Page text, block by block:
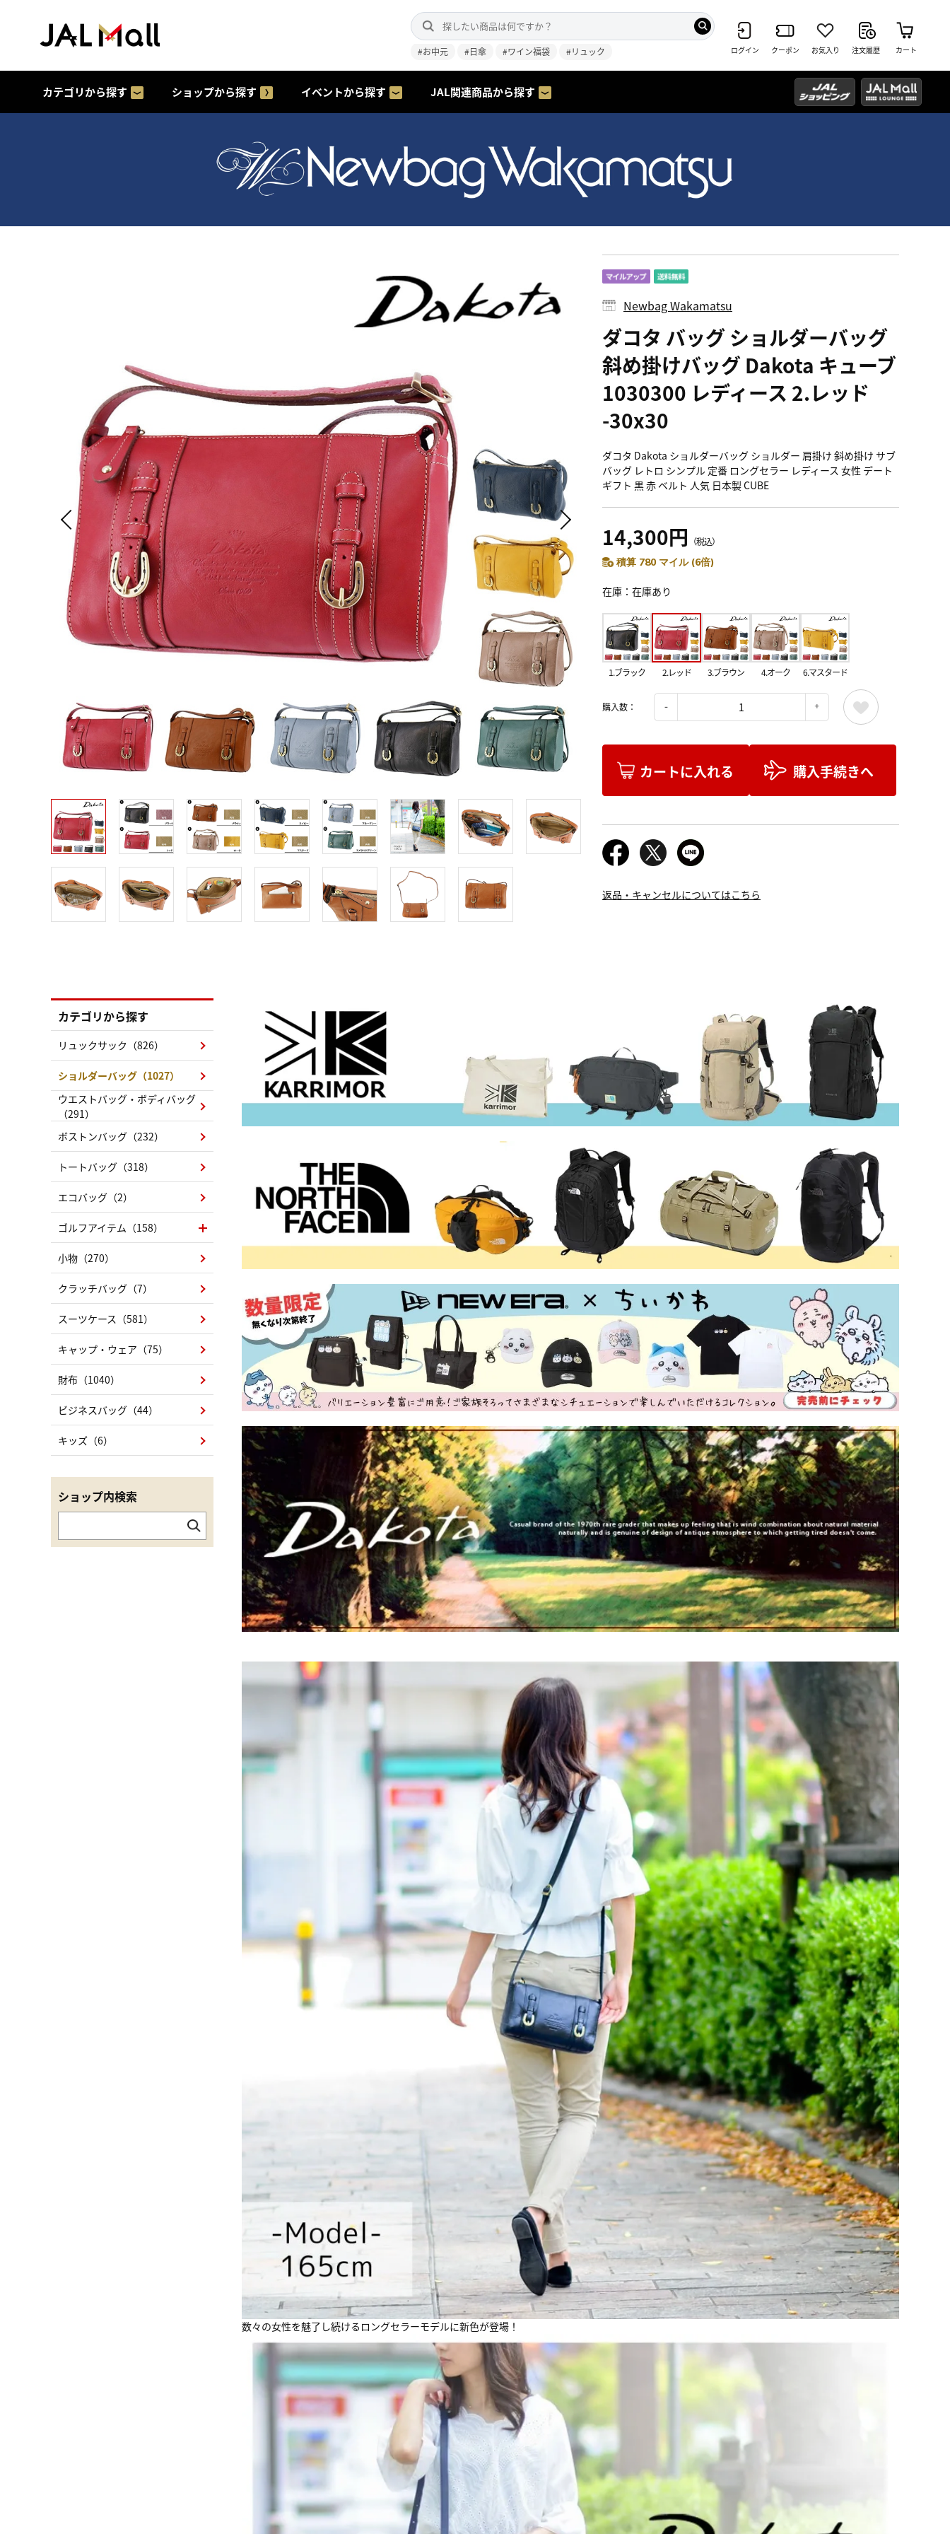
#お中元 #日傘 #ワイン福袋 #リュック ログイン クーポン お気入り 注文履歴 カート
カテゴリから探す ショップから探す イベントから探す JAL関連商品から探す
Newbag Wakamatsu
ダコタ バッグ ショルダーバッグ
斜め掛けバッグ Dakota キューブ
1030300 レディース 2.レッド
-30x30
ダコタ Dakota ショルダーバッグ ショルダー 肩掛け 斜め掛け サブ
バッグ レトロ シンプル 定番 ロングセラー レディース 女性 デート
ギフト 黒 赤 ベルト 人気 日本製 CUBE
14,300円 （税込）
積算 780 マイル (6倍)
在庫 在庫あり
1.ブラック 2.レッド 3.ブラウン 4.オーク 6.マスタード
購入数：
カートに入れる 購入手続きへ
返品・キャンセルについてはこちら
数々の女性を魅了し続けるロングセラーモデルに新色が登場！
カテゴリから探す
リュックサック（826）
ショルダーバッグ（1027）
ウエストバッグ・ボディバッグ
（291）
ボストンバッグ（232）
トートバッグ（318）
エコバッグ（2）
ゴルフアイテム（158）
小物（270）
クラッチバッグ（7）
スーツケース（581）
キャップ・ウェア（75）
財布（1040）
ビジネスバッグ（44）
キッズ（6）
ショップ内検索